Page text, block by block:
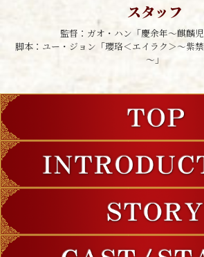
スタッフ
監督：ガオ・ハン「慶余年～麒麟児
脚本：ユー・ジョン「瓔珞＜エイラク＞～紫
～」